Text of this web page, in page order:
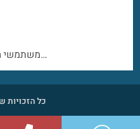
משתמשי מקבוק נהנים מאיכות צליל נקי, מדויק וחד…
כל